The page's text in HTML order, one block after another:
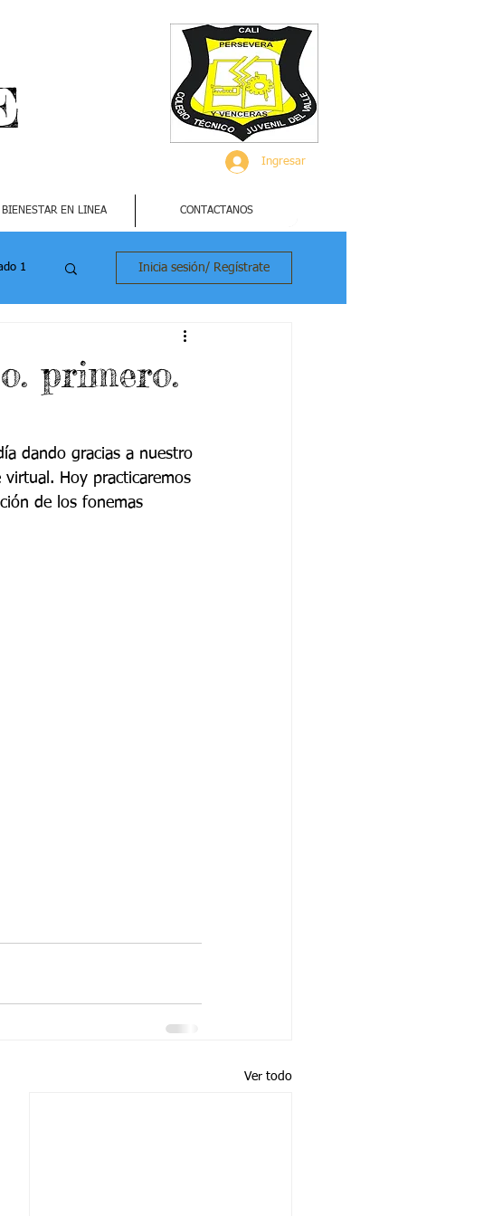
Ingresar
BIENESTAR EN LINEA CONTACTANOS
1 Inicia sesión/ Regístrate
primero.
dando gracias a nuestro
virtual. Hoy practicaremos
de los fonemas
Ver todo